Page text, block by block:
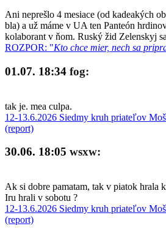
Ani neprešlo 4 mesiace (od kadeakých
bla) a už máme v UA ten Panteón
kolaborant v ňom. Ruský žid Zelenskyj
ROZPOR: "Kto chce mier, nech sa
01.07. 18:34 fog:
tak je. mea culpa.
12-13.6.2026 Siedmy kruh priateľov
(report)
30.06. 18:05 wsxw:
Ak si dobre pamatam, tak v piatok hrala
Iru hrali v sobotu ?
12-13.6.2026 Siedmy kruh priateľov
(report)